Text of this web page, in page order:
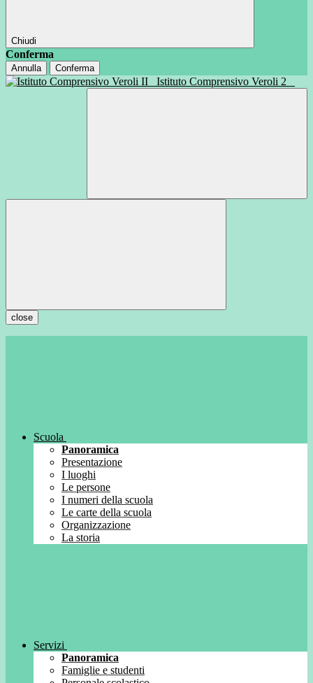
Chiudi
Conferma
Annulla Conferma
Istituto Comprensivo Veroli 2
close
Scuola
Panoramica
Presentazione
I luoghi
Le persone
I numeri della scuola
Le carte della scuola
Organizzazione
La storia
Servizi
Panoramica
Famiglie e studenti